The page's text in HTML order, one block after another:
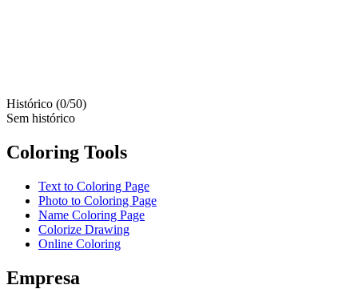
Histórico (0/50)
Sem histórico
Coloring Tools
Text to Coloring Page
Photo to Coloring Page
Name Coloring Page
Colorize Drawing
Online Coloring
Empresa